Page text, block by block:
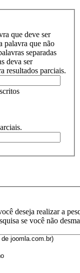
que deve ser
palavra que não
separadas
deva ser
resultados parciais.
deseja realizar a
se você não